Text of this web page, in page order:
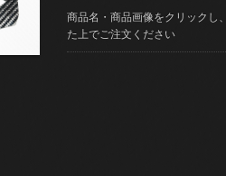
商品名・商品画像をクリックし
た上でご注文ください